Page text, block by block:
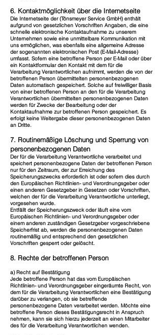
6. Kontaktmöglichkeit über die Internetseite
Die Internetseite der (Tönsmeyer Service GmbH) enthält
aufgrund von gesetzlichen Vorschriften Angaben, die eine
schnelle elektronische Kontaktaufnahme zu unserem
Unternehmen sowie eine unmittelbare Kommunikation mit
uns ermöglichen, was ebenfalls eine allgemeine Adresse
der sogenannten elektronischen Post (E-Mail-Adresse)
umfasst. Sofern eine betroffene Person per E-Mail oder über
ein Kontaktformular den Kontakt mit dem für die
Verarbeitung Verantwortlichen aufnimmt, werden die von der
betroffenen Person übermittelten personenbezogenen
Daten automatisch gespeichert. Solche auf freiwilliger Basis
von einer betroffenen Person an den für die Verarbeitung
Verantwortlichen übermittelten personenbezogenen Daten
werden für Zwecke der Bearbeitung oder der
Kontaktaufnahme zur betroffenen Person gespeichert. Es
erfolgt keine Weitergabe dieser personenbezogenen Daten
an Dritte.
7. Routinemäßige Löschung und Sperrung von
personenbezogenen Daten
Der für die Verarbeitung Verantwortliche verarbeitet und
speichert personenbezogene Daten der betroffenen Person
nur für den Zeitraum, der zur Erreichung des
Speicherungszwecks erforderlich ist oder sofern dies durch
den Europäischen Richtlinien- und Verordnungsgeber oder
einen anderen Gesetzgeber in Gesetzen oder Vorschriften,
welchen der für die Verarbeitung Verantwortliche unterliegt,
vorgesehen wurde.
Entfällt der Speicherungszweck oder läuft eine vom
Europäischen Richtlinien- und Verordnungsgeber oder
einem anderen zuständigen Gesetzgeber vorgeschriebene
Speicherfrist ab, werden die personenbezogenen Daten
routinemäßig und entsprechend den gesetzlichen
Vorschriften gesperrt oder gelöscht.
8. Rechte der betroffenen Person
a) Recht auf Bestätigung
Jede betroffene Person hat das vom Europäischen
Richtlinien- und Verordnungsgeber eingeräumte Recht, von
dem für die Verarbeitung Verantwortlichen eine Bestätigung
darüber zu verlangen, ob sie betreffende
personenbezogene Daten verarbeitet werden. Möchte eine
betroffene Person dieses Bestätigungsrecht in Anspruch
nehmen, kann sie sich hierzu jederzeit an einen Mitarbeiter
des für die Verarbeitung Verantwortlichen wenden.